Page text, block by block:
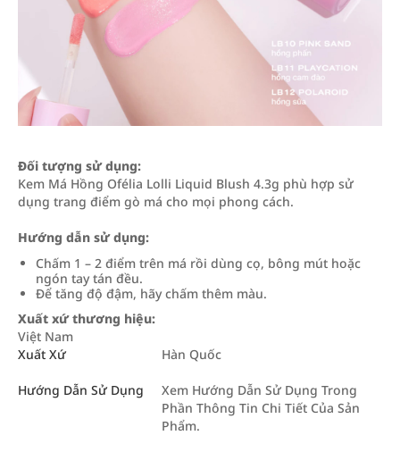
Đối tượng sử dụng:
Kem Má Hồng Ofélia Lolli Liquid Blush 4.3g phù hợp sử
dụng trang điểm gò má cho mọi phong cách.
Hướng dẫn sử dụng:
Chấm 1 – 2 điểm trên má rồi dùng cọ, bông mút hoặc
ngón tay tán đều.
Để tăng độ đậm, hãy chấm thêm màu.
Xuất xứ thương hiệu:
Việt Nam
Xuất Xứ
Hàn Quốc
Hướng Dẫn Sử Dụng
Xem Hướng Dẫn Sử Dụng Trong
Phần Thông Tin Chi Tiết Của Sản
Phẩm.